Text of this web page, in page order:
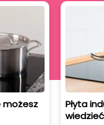
możesz
Płyta
wiedzieć